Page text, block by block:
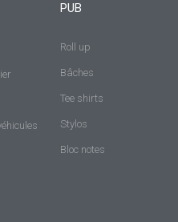
PUB
Roll up
Bâches
Tee shirts
Stylos
Bloc notes